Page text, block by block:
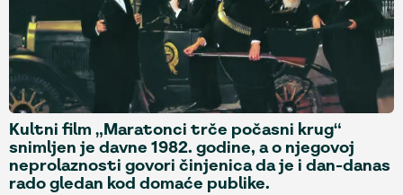
Kultni film „Maratonci trče počasni krug“
snimljen je davne 1982. godine, a o njegovoj
neprolaznosti govori činjenica da je i dan-danas
rado gledan kod domaće publike.